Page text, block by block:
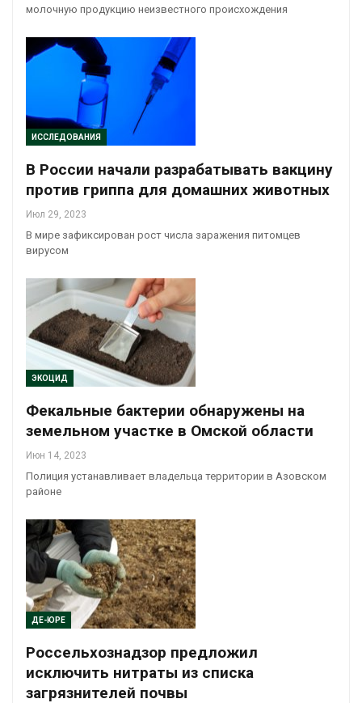
молочную продукцию неизвестного происхождения
ИССЛЕДОВАНИЯ
В России начали разрабатывать вакцину
против гриппа для домашних животных
Июл 29, 2023
В мире зафиксирован рост числа заражения питомцев
вирусом
ЭКОЦИД
Фекальные бактерии обнаружены на
земельном участке в Омской области
Июн 14, 2023
Полиция устанавливает владельца территории в Азовском
районе
ДЕ-ЮРЕ
Россельхознадзор предложил
исключить нитраты из списка
загрязнителей почвы